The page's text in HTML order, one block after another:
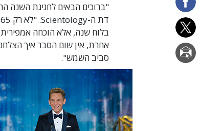
"ברוכים הבאים לחגיגת השנה
בלוח שנה, אלא הוכחה
אחרת, אין שום הסבר איך
סביב השמש".